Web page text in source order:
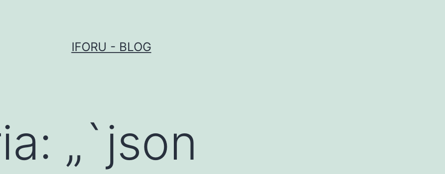
IFORU - BLOG
„`json